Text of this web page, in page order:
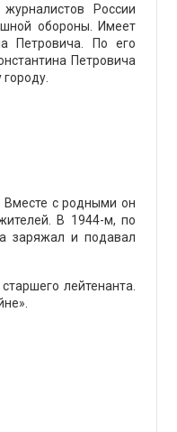
России
обороны. Имеет
Петровича. По его
Петровича
Вместе с родными он
В 1944-м, по
заряжал и подавал
лейтенанта.